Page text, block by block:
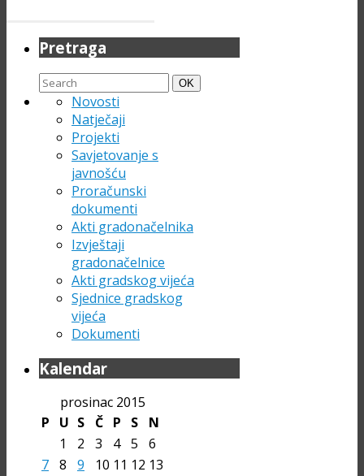
Pretraga
Search
for:
Search
OK
Novosti
Natječaji
Projekti
Savjetovanje s
javnošću
Proračunski
dokumenti
Akti gradonačelnika
Izvještaji
gradonačelnice
Akti gradskog vijeća
Sjednice gradskog
vijeća
Dokumenti
Kalendar
prosinac 2015
P
U S Č P S
N
1
2 3 4 5
6
7 8 9 10 11 12 13